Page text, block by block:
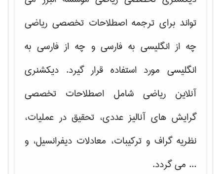
تواند برای ترجمه اصطلاحات تخصصی ریاضی
چه از انگلیسی به فارسی و چه از فارسی به
انگلیسی مورد استفاده قرار گیرد. دیکشنری
آنلاین ریاضی شامل اصطلاحات تخصصی
گرایش های آنالیز عددی، تحقیق در عملیات،
نظریه گراف و تركیبات، معادلات دیفرانسیل، و
... می گردد.